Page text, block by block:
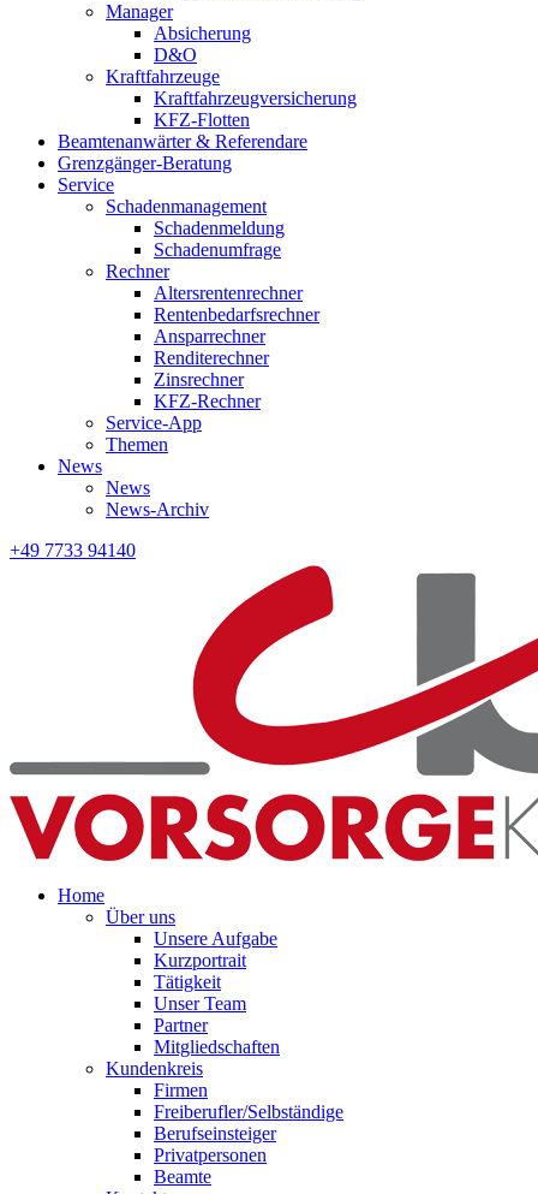
Manager
Absicherung
D&O
Kraftfahrzeuge
Kraftfahrzeugversicherung
KFZ-Flotten
Beamtenanwärter & Referendare
Grenzgänger-Beratung
Service
Schadenmanagement
Schadenmeldung
Schadenumfrage
Rechner
Altersrentenrechner
Rentenbedarfsrechner
Ansparrechner
Renditerechner
Zinsrechner
KFZ-Rechner
Service-App
Themen
News
News
News-Archiv
+49 7733 94140
Home
Über uns
Unsere Aufgabe
Kurzportrait
Tätigkeit
Unser Team
Partner
Mitgliedschaften
Kundenkreis
Firmen
Freiberufler/Selbständige
Berufseinsteiger
Privatpersonen
Beamte